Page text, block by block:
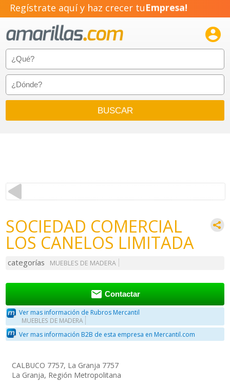
Regístrate aquí y haz crecer tuEmpresa!
Pyme!
Emprendimiento!

SOCIEDAD COMERCIAL
LOS CANELOS LIMITADA
categorías MUEBLES DE MADERA
 Contactar
Ver mas información de Rubros Mercantil
MUEBLES DE MADERA
Ver mas información B2B de esta empresa en Mercantil.com
CALBUCO 7757, La Granja 7757
La Granja, Región Metropolitana